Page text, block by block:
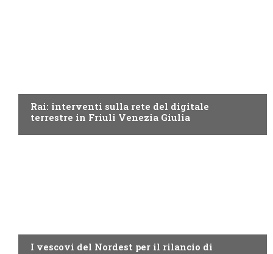
Rai: interventi sulla rete del digitale
terrestre in Friuli Venezia Giulia
I vescovi del Nordest per il rilancio di